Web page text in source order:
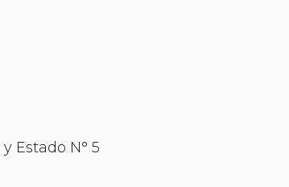
Estado N° 5